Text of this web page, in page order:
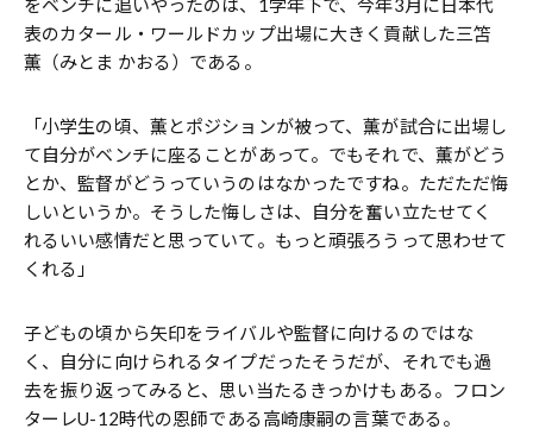
をベンチに追いやったのは、1学年下で、今年3月に日本代
表のカタール・ワールドカップ出場に大きく貢献した三笘
薫（みとま かおる）である。
「小学生の頃、薫とポジションが被って、薫が試合に出場し
て自分がベンチに座ることがあって。でもそれで、薫がどう
とか、監督がどうっていうのはなかったですね。ただただ悔
しいというか。そうした悔しさは、自分を奮い立たせてく
れるいい感情だと思っていて。もっと頑張ろうって思わせて
くれる」
子どもの頃から矢印をライバルや監督に向けるのではな
く、自分に向けられるタイプだったそうだが、それでも過
去を振り返ってみると、思い当たるきっかけもある。フロン
ターレU-12時代の恩師である高崎康嗣の言葉である。